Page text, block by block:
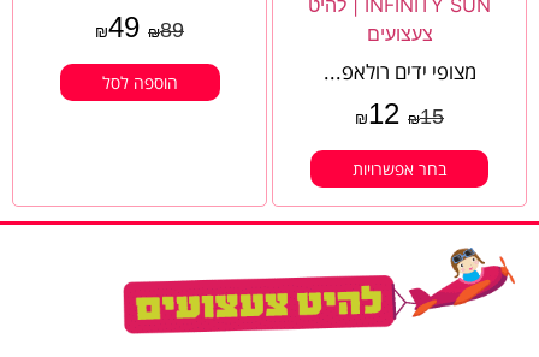
מצופי ידים רולאפ...
₪15
₪12
בחר אפשרויות
₪89
₪49
הוספה לסל